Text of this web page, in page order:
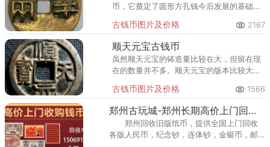
币，它奠定了圆形方孔钱今后发展的基础。
何文字的，这体现了秦始王时期铸币发行全
都集中在中央的特质。
古钱币图片及价格 2167
顺天元宝古钱币
虽然顺天元宝的铸造量比较在大，但留在现
在的数量并不多。顺天元宝的版本比较大，
很难一见。
古钱币图片及价格 1566
郑州古玩城-郑州长期高价上门回收旧版纸币连体钞纪念钞金银币邮
郑州回收旧版纸币，提供全国上门回收
各版人民币，纪念钞，连体钞，金银币，邮